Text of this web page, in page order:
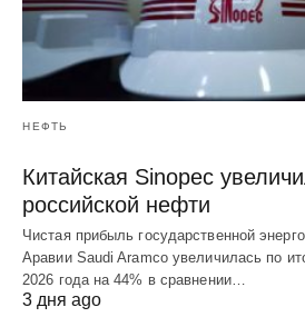
НЕФТЬ
Китайская Sinopec
российской нефти
Чистая прибыль государственной
Аравии Saudi Aramco увеличилась по
2026 года на 44% в сравнении…
3 дня ago